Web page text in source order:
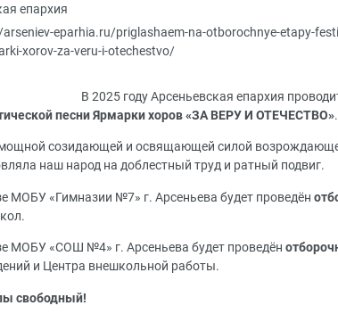
епархия
eparhia.ru/priglashaem-na-otborochnye-etapy-
xorov-za-veru-i-otechestvo/
В 2025 году Арсеньевская епархия
песни Ярмарки хоров «ЗА ВЕРУ И ОТЕЧЕСТВО».
созидающей и освящающей силой
наш народ на доблестный труд и ратный подвиг.
МОБУ «Гимназии №7» г. Арсеньева будет проведён
МОБУ «СОШ №4» г. Арсеньева будет проведён
и Центра внешкольной работы.
свободный!